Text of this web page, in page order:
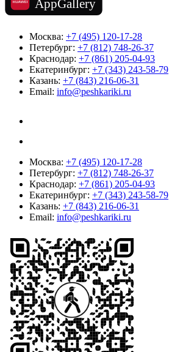
Москва: +7 (495) 120-17-28
Петербург: +7 (812) 748-26-37
Краснодар: +7 (861) 205-04-93
Екатеринбург: +7 (343) 243-58-79
Казань: +7 (843) 216-06-31
Email: info@peshkariki.ru
Москва: +7 (495) 120-17-28
Петербург: +7 (812) 748-26-37
Краснодар: +7 (861) 205-04-93
Екатеринбург: +7 (343) 243-58-79
Казань: +7 (843) 216-06-31
Email: info@peshkariki.ru